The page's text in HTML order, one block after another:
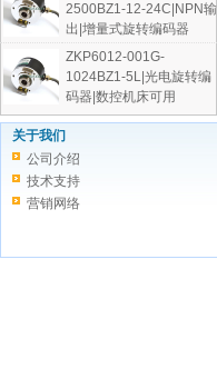
2500BZ1-12-24C|NPN输
出|增量式旋转编码器
ZKP6012-001G-
1024BZ1-5L|光电旋转编
码器|数控机床可用
关于我们
公司介绍
技术支持
营销网络